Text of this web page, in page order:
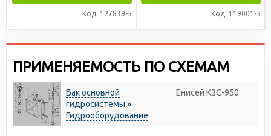
Код: 127839-5 Код: 119001-5
ПРИМЕНЯЕМОСТЬ ПО СХЕМАМ
Бак основной
гидросистемы »
Гидрооборудование
Енисей КЗС-950